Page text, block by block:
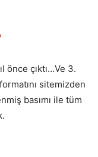
önce çıktı…Ve 3.
sitemizden
basımı ile tüm